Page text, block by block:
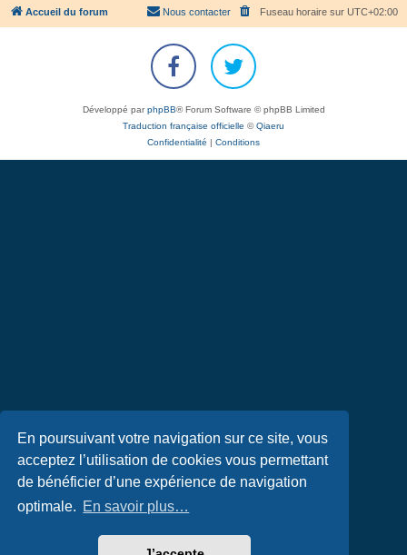
En poursuivant votre navigation sur ce site, vous
acceptez l’utilisation de cookies vous permettant
de bénéficier d’une expérience de navigation
optimale. En savoir plus…
c
h
Accueil du forum Fuseau horaire sur UTC+02:00
Nous contacter
Développé parphpBB® Forum Software © phpBB Limited
Traduction française officielle ©Qiaeru
Confidentialité
Conditions